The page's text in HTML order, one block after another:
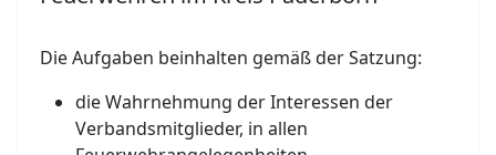
Die Aufgaben beinhalten gemäß der Satzung:
die Wahrnehmung der Interessen der
Verbandsmitglieder, in allen